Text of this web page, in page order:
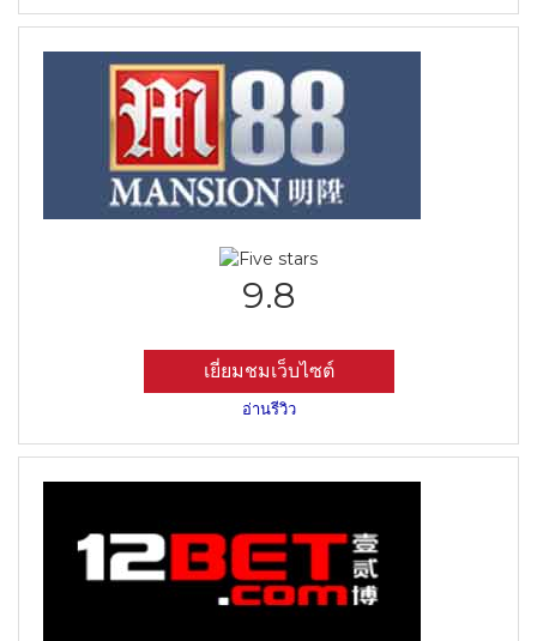
9.8
เยี่ยมชมเว็บไซต์
อ่านรีวิว